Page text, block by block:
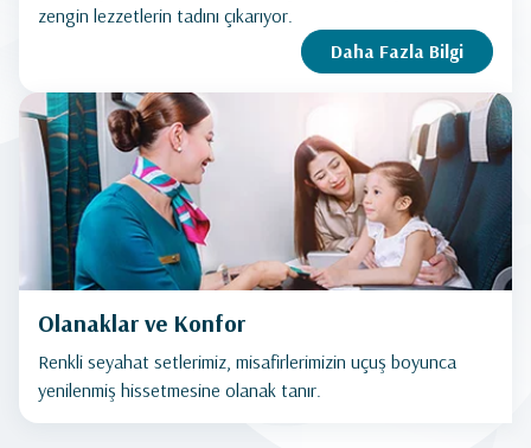
zengin lezzetlerin tadını çıkarıyor.
Daha Fazla Bilgi
Olanaklar ve Konfor
Renkli seyahat setlerimiz, misafirlerimizin uçuş boyunca
yenilenmiş hissetmesine olanak tanır.